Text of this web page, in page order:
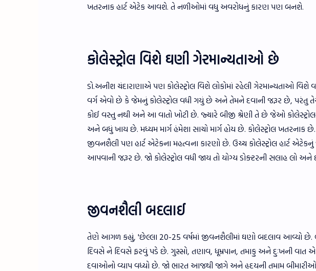
ખતરનાક હાર્ટ એટેક આવશે. તે નળીઓમાં વધુ અવરોધનું કારણ પણ બનશે.
કોલેસ્ટ્રોલ વિશે ઘણી ગેરમાન્યતાઓ છે
ડો.અનીશ ચંદારાણાએ પણ કોલેસ્ટ્રોલ વિશે લોકોમાં રહેલી ગેરમાન્યતાઓ વિશે
વર્ગ એવો છે કે જેમનું કોલેસ્ટ્રોલ વધી ગયું છે અને તેમને દવાની જરૂર છે, પરંતુ
કોઈ વસ્તુ નથી અને આ વાતો ખોટી છે. જ્યારે બીજી શ્રેણી તે છે જેઓ
અને બધું ખાય છે. મધ્યમ માર્ગ હંમેશા સાચો માર્ગ હોય છે. કોલેસ્ટ્રોલ ખતરનાક
જીવનશૈલી પણ હાર્ટ એટેકના મહત્વના કારણો છે. ઉચ્ચ કોલેસ્ટ્રોલ હાર્ટ
આપવાની જરૂર છે. જો કોલેસ્ટ્રોલ વધી જાય તો યોગ્ય ડોક્ટરની સલાહ લો અને
જીવનશૈલી બદલાઈ
તેણે આગળ કહ્યું, 'છેલ્લા 20-25 વર્ષમાં જીવનશૈલીમાં ઘણો બદલાવ આવ્યો છે.
દિવસે ને દિવસે ફરવું પડે છે. ગુસ્સો, તણાવ, ધૂમ્રપાન, તમાકુ અને દુઃખની વાત
દવાઓનો વ્યાપ વધ્યો છે. જો ભારત આજથી જાગે અને હૃદયની તમામ